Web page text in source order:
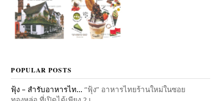
POPULAR POSTS
ฟุ้ง – สำรับอาหารไท... “ฟุ้ง” อาหารไทยร้านใหม่ในซอย